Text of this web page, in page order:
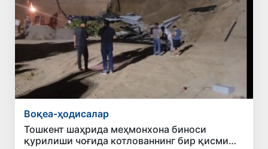
Воқеа-ҳодисалар
Тошкент шаҳрида меҳмонхона биноси
қурилиши чоғида котлованнинг бир қисми